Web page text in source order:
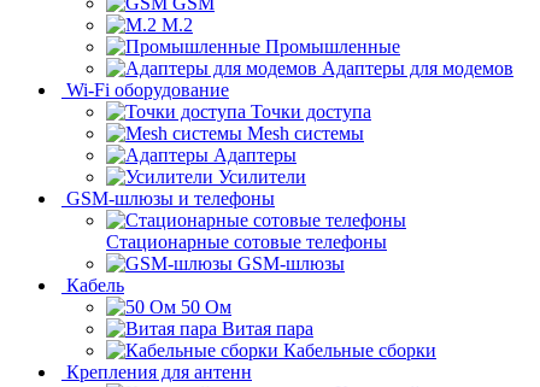
M.2
Промышленные
Адаптеры для модемов
Wi-Fi оборудование
Точки доступа
Mesh системы
Адаптеры
Усилители
GSM-шлюзы и телефоны
Стационарные сотовые телефоны
GSM-шлюзы
Кабель
50 Ом
Витая пара
Кабельные сборки
Крепления для антенн